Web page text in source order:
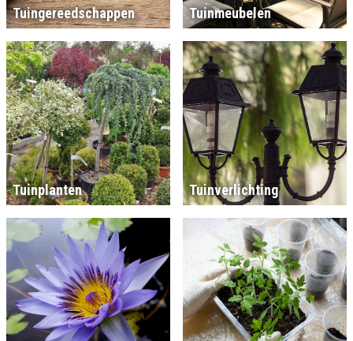
Tuingereedschappen Tuinmeubelen
Tuinplanten Tuinverlichting